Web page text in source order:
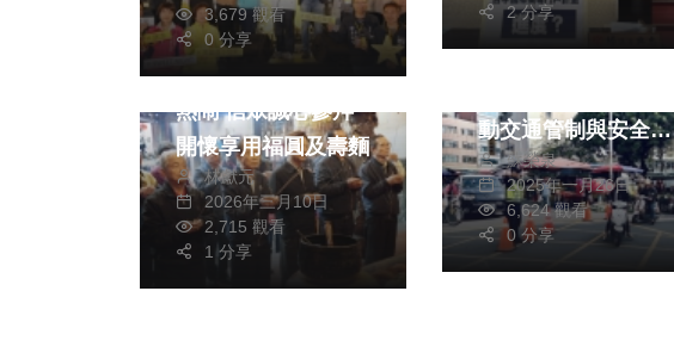
3,679 觀看
0 分享
批到底誰在卡台中？
中市都發局：審慎依
2 分享
兩岸道教文化交流專區
萬和宮植斗法會莊嚴
熱鬧 信眾誠心參拜
開懷享用福圓及壽麵
林獻元
2026年三月10日
2,715 觀看
1 分享
綜合
動交通管制與安全維
護 蘇榮泉
2025年一月26日
6,624 觀看
0 分享